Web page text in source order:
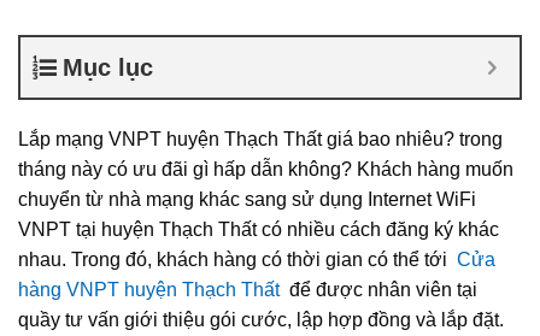
Mục lục
Lắp mạng VNPT huyện Thạch Thất giá bao nhiêu? trong
tháng này có ưu đãi gì hấp dẫn không? Khách hàng muốn
chuyển từ nhà mạng khác sang sử dụng Internet WiFi
VNPT tại huyện Thạch Thất có nhiều cách đăng ký khác
nhau. Trong đó, khách hàng có thời gian có thể tới Cửa
hàng VNPT huyện Thạch Thất để được nhân viên tại
quầy tư vấn giới thiệu gói cước, lập hợp đồng và lắp đặt.